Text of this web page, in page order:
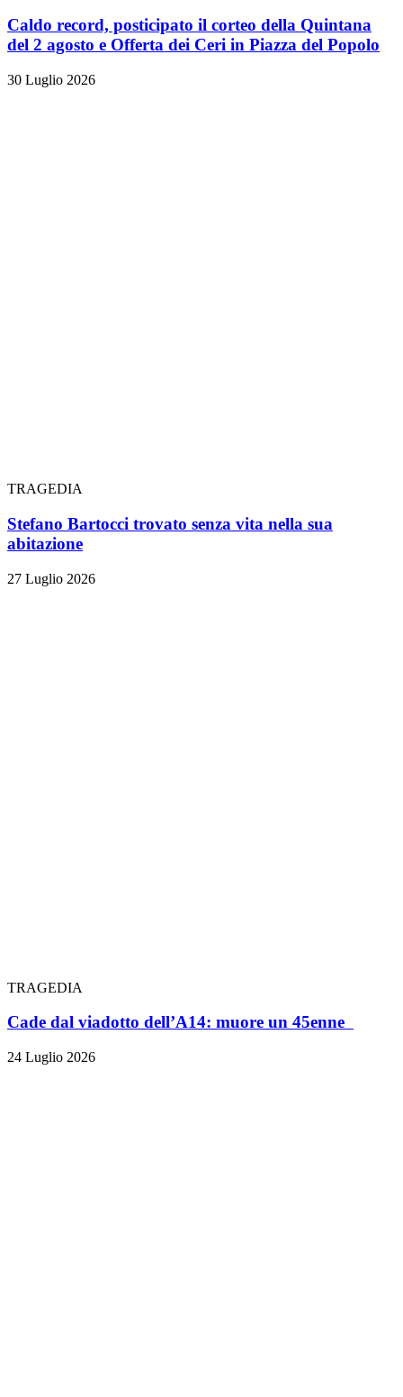
Caldo record, posticipato il corteo della Quintana
del 2 agosto e Offerta dei Ceri in Piazza del Popolo
30 Luglio 2026
TRAGEDIA
Stefano Bartocci trovato senza vita nella sua
abitazione
27 Luglio 2026
TRAGEDIA
Cade dal viadotto dell’A14: muore un 45enne
24 Luglio 2026